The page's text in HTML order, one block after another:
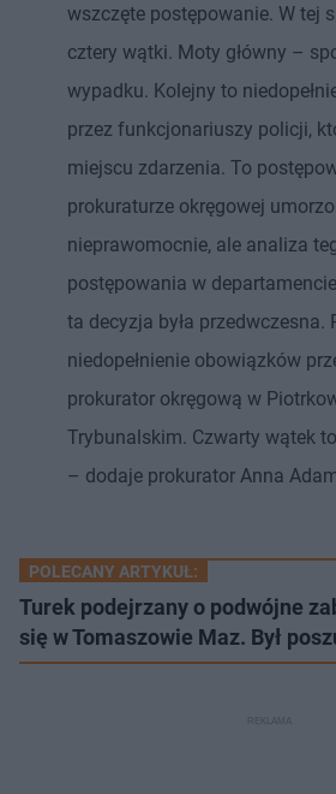
wszczęte postępowanie. W tej
cztery wątki. Moty główny –
wypadku. Kolejny to
przez funkcjonariuszy policji,
miejscu zdarzenia. To
prokuraturze okręgowej
nieprawomocnie, ale analiza
postępowania w
ta decyzja była przedwczesna.
niedopełnienie obowiązków
prokurator okręgową w
Trybunalskim. Czwarty wątek
– dodaje prokurator Anna
POLECANY ARTYKUŁ:
Turek podejrzany o podwójne
się w Tomaszowie Maz. Był